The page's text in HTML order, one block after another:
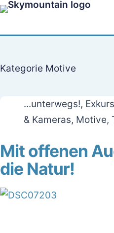
Zum
springen
Kategorie Motive
...unterwegs!,
& Kameras, Motive,
Mit offenen
die Natur!